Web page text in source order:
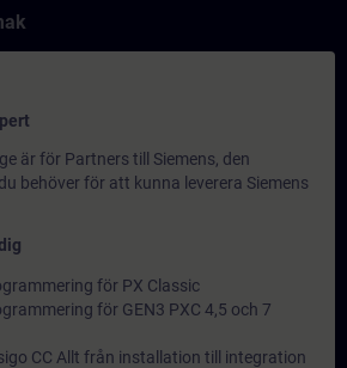
är för Partners till Siemens, den
behöver för att kunna leverera Siemens
för PX Classic
för GEN3 PXC 4,5 och 7
CC Allt från installation till integration